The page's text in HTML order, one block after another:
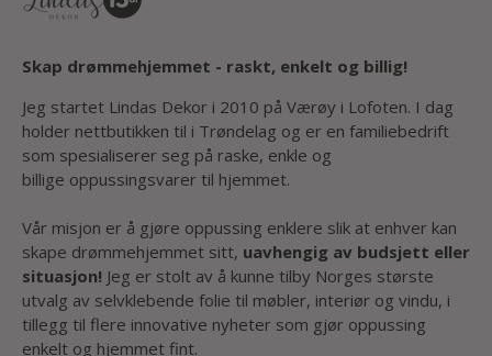
Skap drømmehjemmet - raskt, enkelt og billig!
Jeg startet Lindas Dekor i 2010 på Værøy i Lofoten. I dag
holder nettbutikken til i Trøndelag og er en familiebedrift
som spesialiserer seg på raske, enkle og
billige oppussingsvarer til hjemmet.
Vår misjon er å gjøre oppussing enklere slik at enhver kan
skape drømmehjemmet sitt, uavhengig av budsjett eller
situasjon! Jeg er stolt av å kunne tilby Norges største
utvalg av selvklebende folie til møbler, interiør og vindu, i
tillegg til flere innovative nyheter som gjør oppussing
enkelt og hjemmet fint.